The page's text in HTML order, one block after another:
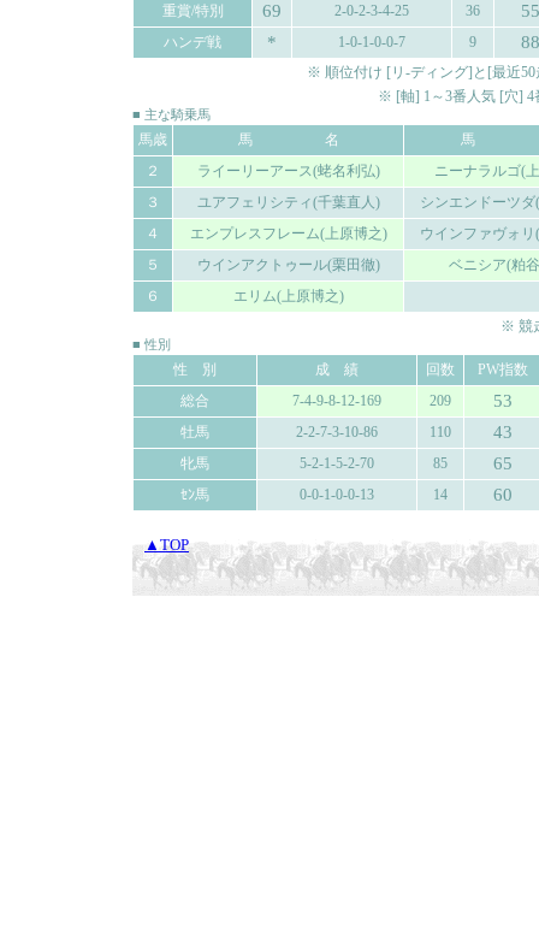
重賞/特別 69 2-0-2-3-4-25 36 55
ハンデ戦 * 1-0-1-0-0-7 9 88
※ 順位付け [リ-ディング]と[最近
※ [軸] 1～3番人気 [穴] 4
■ 主な騎乗馬
馬歳 馬 名
馬
２
ライーリーアース(蛯名利弘)
ニーナラルゴ(
３
ユアフェリシティ(千葉直人)
シンエンドーツ
４
エンプレスフレーム(上原博之)
ウインファヴォ
５
ウインアクトゥール(栗田徹)
ベニシア(粕
６
エリム(上原博之)
※ 競
■ 性別
性 別 成 績 回数
PW指数
総合
7-4-9-8-12-169 209 53
牡馬 2-2-7-3-10-86 110 43
牝馬 5-2-1-5-2-70 85 65
ｾﾝ馬 0-0-1-0-0-13 14 60
▲TOP